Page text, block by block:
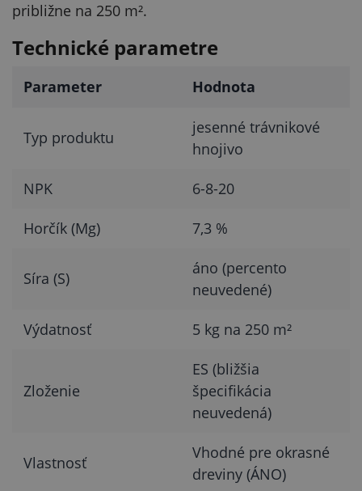
približne na 250 m².
Technické parametre
Parameter Hodnota
Typ produktu
jesenné trávnikové
hnojivo
NPK 6-8-20
Horčík (Mg) 7,3 %
Síra (S)
áno (percento
neuvedené)
Výdatnosť 5 kg na 250 m²
Zloženie
ES (bližšia
špecifikácia
neuvedená)
Vlastnosť
Vhodné pre okrasné
dreviny (ÁNO)